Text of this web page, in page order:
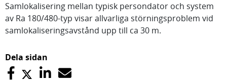
Samlokalisering mellan typisk persondator och system
av Ra 180/480-typ visar allvarliga störningsproblem vid
samlokaliseringsavstånd upp till ca 30 m.
Dela sidan